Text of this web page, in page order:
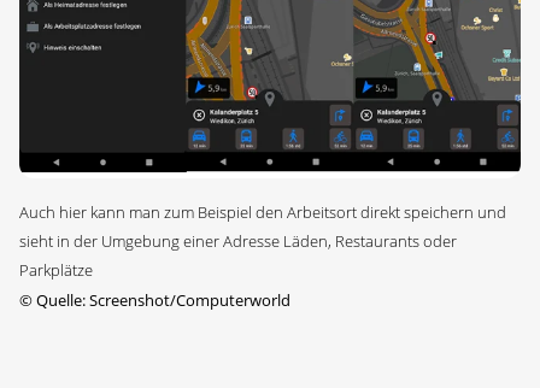
Auch hier kann man zum Beispiel den Arbeitsort direkt speichern und
sieht in der Umgebung einer Adresse Läden, Restaurants oder
Parkplätze
©Quelle: Screenshot/Computerworld